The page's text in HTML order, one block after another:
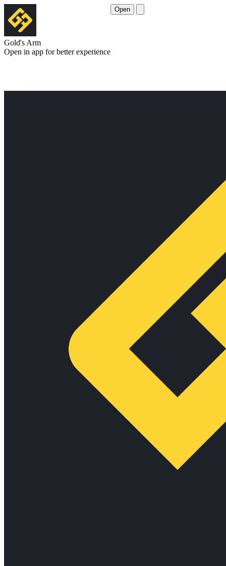
Gold's Arm
Open in app for better experience
Open